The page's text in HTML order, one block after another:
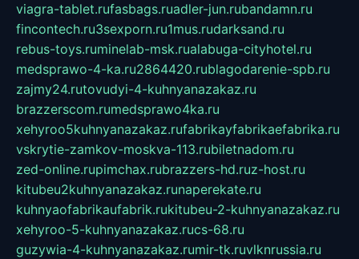
viagra-tablet.rufasbags.ruadler-jun.rubandamn.ru
fincontech.ru3sexporn.ru1mus.rudarksand.ru
rebus-toys.ruminelab-msk.rualabuga-cityhotel.ru
medsprawo-4-ka.ru2864420.rublagodarenie-spb.ru
zajmy24.rutovudyi-4-kuhnyanazakaz.ru
brazzerscom.rumedsprawo4ka.ru
xehyroo5kuhnyanazakaz.rufabrikayfabrikaefabrika.ru
vskrytie-zamkov-moskva-113.rubiletnadom.ru
zed-online.rupimchax.rubrazzers-hd.ruz-host.ru
kitubeu2kuhnyanazakaz.runaperekate.ru
kuhnyaofabrikaufabrik.rukitubeu-2-kuhnyanazakaz.ru
xehyroo-5-kuhnyanazakaz.rucs-68.ru
guzywia-4-kuhnyanazakaz.rumir-tk.ruvlknrussia.ru